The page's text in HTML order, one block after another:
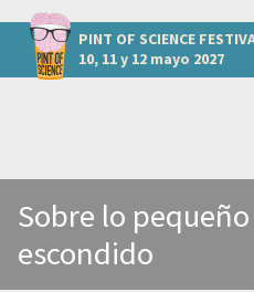
PINT OF SCIENCE
10, 11 y 12 mayo 2027
otros eventos MADRID -
Sobre lo
escondido